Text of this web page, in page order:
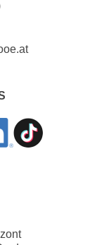
uns
siesie